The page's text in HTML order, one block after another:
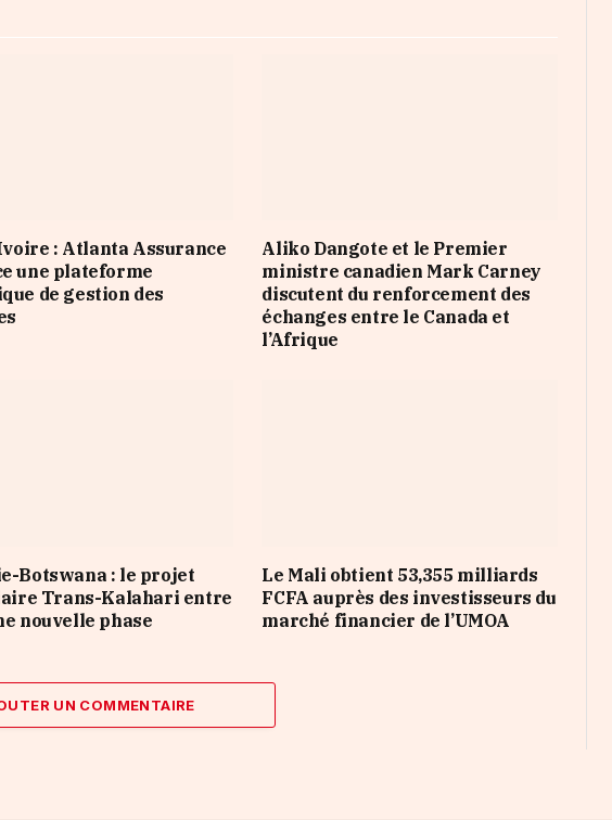
: Atlanta Assurance
une plateforme
de gestion des
Aliko Dangote et le Premier
ministre canadien Mark Carney
discutent du renforcement des
échanges entre le Canada et
l’Afrique
Botswana : le projet
Trans-Kalahari entre
nouvelle phase
Le Mali obtient 53,355 milliards
FCFA auprès des investisseurs du
marché financier de l’UMOA
UN COMMENTAIRE